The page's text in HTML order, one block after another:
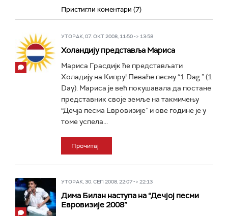
Пристигли коментари (7)
УТОРАК, 07. ОКТ 2008, 11:50 -> 13:58
Холандију представља Мариса
Мариса Грасдијк ће представљати
Холадију на Кипру! Певаће песму “1 Dag ” (1
Day). Мариса је већ покушавала да постане
представник своје земље на такмичењу
“Дечја песма Евровизије” и ове године је у
томе успела...
Прочитај
УТОРАК, 30. СЕП 2008, 22:07 -> 22:13
Дима Билан наступа на “Дечјој песми
Евровизије 2008”